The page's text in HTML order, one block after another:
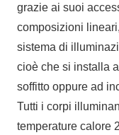
grazie ai suoi
composizioni
sistema di
cioè che si installa
soffitto oppure ad
Tutti i corpi
temperature calore